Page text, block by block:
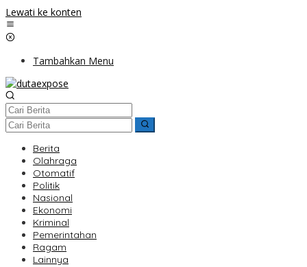
Lewati ke konten
Tambahkan Menu
Berita
Olahraga
Otomatif
Politik
Nasional
Ekonomi
Kriminal
Pemerintahan
Ragam
Lainnya